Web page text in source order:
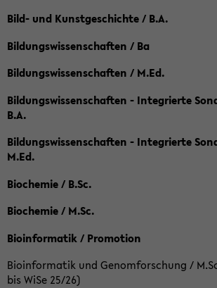
Bild- und Kunstgeschichte / B.A.
Bildungswissenschaften / Ba
Bildungswissenschaften / M.Ed.
Bildungswissenschaften - Integrierte
B.A.
Bildungswissenschaften - Integrierte
M.Ed.
Biochemie / B.Sc.
Biochemie / M.Sc.
Bioinformatik / Promotion
Bioinformatik und Genomforschung /
bis WiSe 25/26)